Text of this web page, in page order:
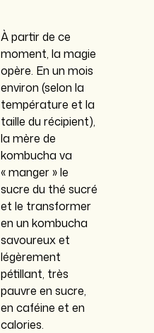
À partir de ce
moment, la magie
opère. En un mois
environ (selon la
température et la
taille du récipient),
la mère de
kombucha va
« manger » le
sucre du thé sucré
et le transformer
en un kombucha
savoureux et
légèrement
pétillant, très
pauvre en sucre,
en caféine et en
calories.